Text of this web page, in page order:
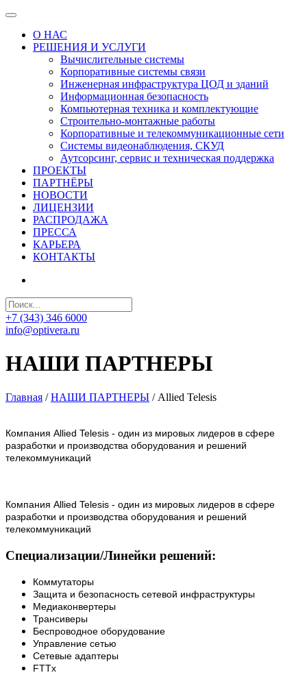
О НАС
РЕШЕНИЯ И УСЛУГИ
Вычислительные системы
Корпоративные системы связи
Инженерная инфраструктура ЦОД и зданий
Информационная безопасность
Компьютерная техника и комплектующие
Строительно-монтажные работы
Корпоративные и телекоммуникационные сети
Системы видеонаблюдения, СКУД
Аутсорсинг, сервис и техническая поддержка
ПРОЕКТЫ
ПАРТНЁРЫ
НОВОСТИ
ЛИЦЕНЗИИ
РАСПРОДАЖА
ПРЕССА
КАРЬЕРА
КОНТАКТЫ
+7 (343) 346 6000
info@optivera.ru
НАШИ ПАРТНЕРЫ
Главная / НАШИ ПАРТНЕРЫ / Allied Telesis
Компания Allied Telesis - один из мировых лидеров в сфере
разработки и производства оборудования и решений
телекоммуникаций
Компания Allied Telesis - один из мировых лидеров в сфере
разработки и производства оборудования и решений
телекоммуникаций
Специализации/Линейки решений:
Коммутаторы
Защита и безопасность сетевой инфраструктуры
Медиаконвертеры
Трансиверы
Беспроводное оборудование
Управление сетью
Сетевые адаптеры
FTTx